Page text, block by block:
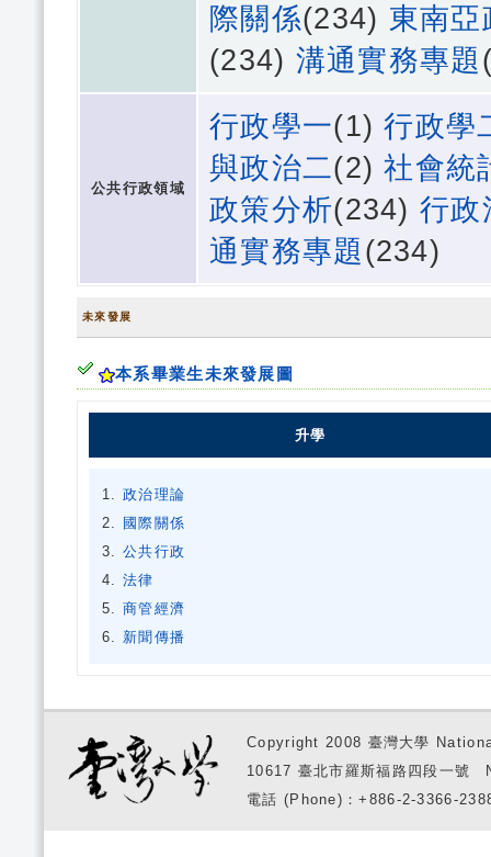
際關係(234) 東南亞
(234) 溝通實務專題
公共行政領域
行政學一(1)行政學
與政治二(2)社會統
政策分析(234)行政
通實務專題(234)
未來發展
本系畢業生未來發展圖
升學
政治理論
國際關係
公共行政
法律
商管經濟
新聞傳播
Copyright 2008 臺灣大學
10617 臺北市羅斯福路四段一
電話 (Phone)：+886-2-3366-